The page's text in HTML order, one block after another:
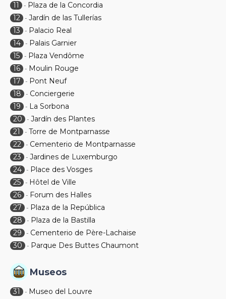
11
- Plaza de la Concordia
12 - Jardín de las Tullerías
13
- Palacio Real
14 - Palais Garnier
15 - Plaza Vendôme
16 - Moulin Rouge
17
- Pont Neuf
18
- Conciergerie
19
- La Sorbona
20
- Jardín des Plantes
21
- Torre de Montparnasse
22 - Cementerio de Montparnasse
23
- Jardines de Luxemburgo
24 - Place des Vosges
25 - Hôtel de Ville
26 - Forum des Halles
27
- Plaza de la República
28
- Plaza de la Bastilla
29
- Cementerio de Père-Lachaise
30
- Parque Des Buttes Chaumont
Museos
31 - Museo del Louvre